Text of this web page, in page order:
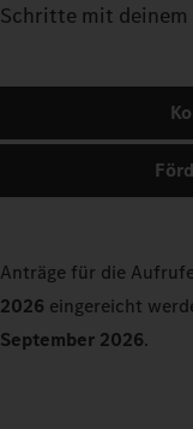
Schritte mit deinem
Anträge für die
2026 eingereicht
September 2026.